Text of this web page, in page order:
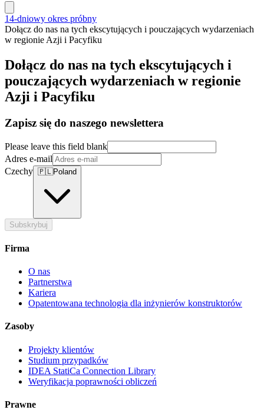
14-dniowy okres próbny
Dołącz do nas na tych ekscytujących i pouczających wydarzeniach
w regionie Azji i Pacyfiku
Dołącz do nas na tych ekscytujących i
pouczających wydarzeniach w regionie
Azji i Pacyfiku
Zapisz się do naszego newslettera
Please leave this field blank
Adres e-mail
Czechy 🇵🇱Poland
Subskrybuj
Firma
O nas
Partnerstwa
Kariera
Opatentowana technologia dla inżynierów konstruktorów
Zasoby
Projekty klientów
Studium przypadków
IDEA StatiCa Connection Library
Weryfikacja poprawności obliczeń
Prawne